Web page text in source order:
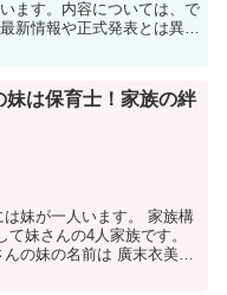
ます。内容については、で
新情報や正式発表とは異な
妹は保育士！家族の絆
妹が一人います。 家族構
妹さんの4人家族です。
の妹の名前は 廣末衣美